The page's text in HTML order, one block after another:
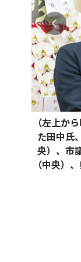
（左上か
た田中氏
央）、市
（中央）